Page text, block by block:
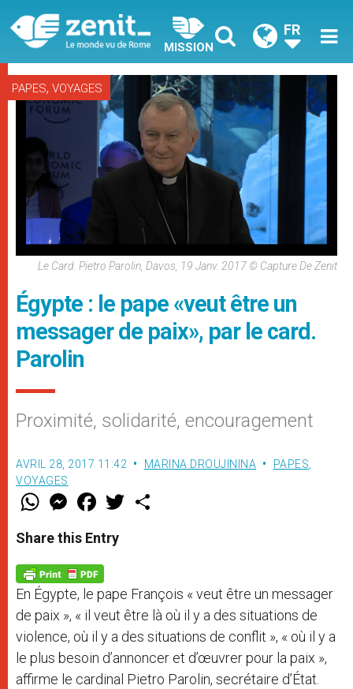
MISSION
FR
PAPES, VOYAGES
Le Card. Pietro Parolin, Davos, 19 Janv. 2017 © Capture De Zenit
Égypte : le pape «veut être un
messager de paix», par le card.
Parolin
Proximité, solidarité, encouragement
AVRIL 28, 2017 11:42 MARINA DROUJININA PAPES,
VOYAGES
W
t
s
p
p
M
e
s
e
g
e
r
F
a
e
b
o
k
w
Share this Entry
En Égypte, le pape François « veut être un messager
de paix », « il veut être là où il y a des situations de
violence, où il y a des situations de conflit », « où il y a
le plus besoin d’annoncer et d’œuvrer pour la paix »,
affirme le cardinal Pietro Parolin, secrétaire d’État.